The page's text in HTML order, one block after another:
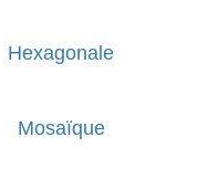
Hexagonale
Mosaïque